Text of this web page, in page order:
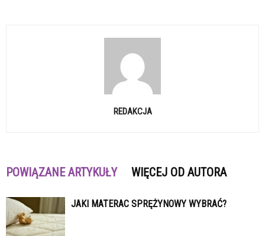
REDAKCJA
POWIĄZANE ARTYKUŁY WIĘCEJ OD AUTORA
JAKI MATERAC SPRĘŻYNOWY WYBRAĆ?